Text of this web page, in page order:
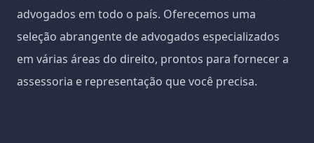
advogados em todo o país. Oferecemos uma
seleção abrangente de advogados especializados
em várias áreas do direito, prontos para fornecer a
assessoria e representação que você precisa.